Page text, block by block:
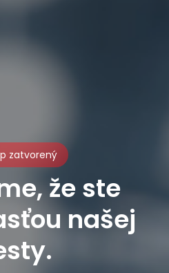
zatvorený
že ste
našej